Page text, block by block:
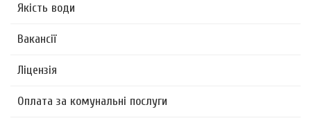
Якість води
Вакансії
Ліцензія
Оплата за комунальні послуги